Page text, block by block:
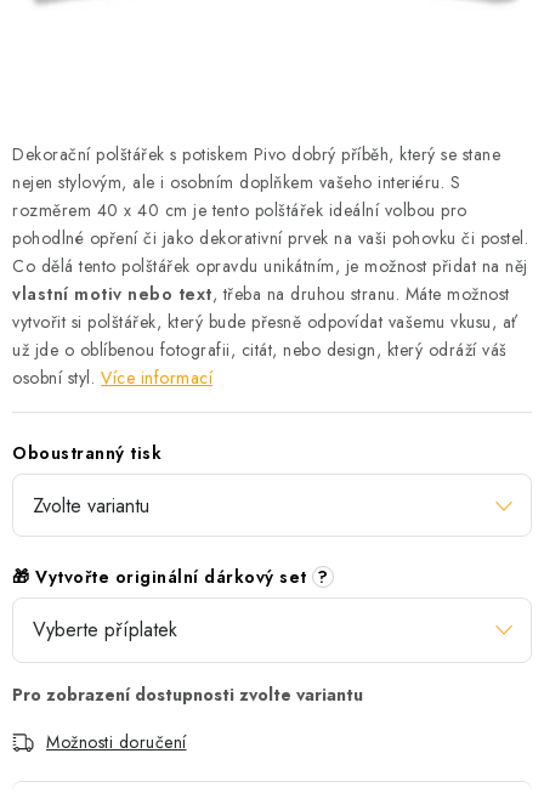
Dekorační polštářek s potiskem Pivo dobrý příběh, který se stane
nejen stylovým, ale i osobním doplňkem vašeho interiéru. S
rozměrem 40 x 40 cm je tento polštářek ideální volbou pro
pohodlné opření či jako dekorativní prvek na vaši pohovku či postel.
Co dělá tento polštářek opravdu unikátním, je možnost přidat na něj
vlastní motiv nebo text, třeba na druhou stranu. Máte možnost
vytvořit si polštářek, který bude přesně odpovídat vašemu vkusu, ať
už jde o oblíbenou fotografii, citát, nebo design, který odráží váš
osobní styl. Více informací
Oboustranný tisk
🎁 Vytvořte originální dárkový set ?
Možnosti doručení